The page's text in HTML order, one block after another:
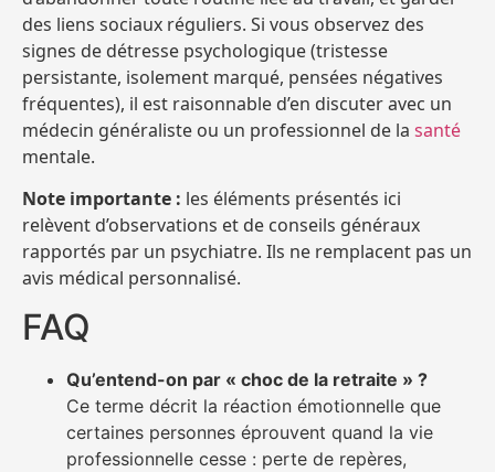
des liens sociaux réguliers. Si vous observez des
signes de détresse psychologique (tristesse
persistante, isolement marqué, pensées négatives
fréquentes), il est raisonnable d’en discuter avec un
médecin généraliste ou un professionnel de la santé
mentale.
Note importante : les éléments présentés ici
relèvent d’observations et de conseils généraux
rapportés par un psychiatre. Ils ne remplacent pas un
avis médical personnalisé.
FAQ
Qu’entend-on par « choc de la retraite » ?
Ce terme décrit la réaction émotionnelle que
certaines personnes éprouvent quand la vie
professionnelle cesse : perte de repères,